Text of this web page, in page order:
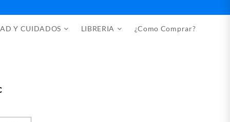
Y CUIDADOS LIBRERIA ¿Como Comprar?